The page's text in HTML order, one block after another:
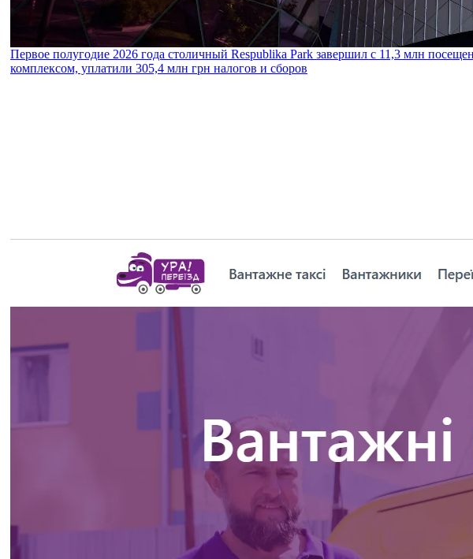
Первое полугодие 2026 года столичный Respublika Park завершил с 11,3 млн
комплексом, уплатили 305,4 млн грн налогов и сборов